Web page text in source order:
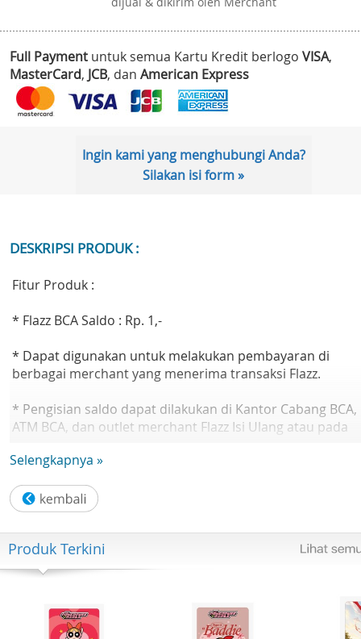
Full Payment untuk semua Kartu Kredit berlogo VISA,
MasterCard, JCB, dan American Express
Ingin kami yang menghubungi Anda?
Silakan isi form »
DESKRIPSI PRODUK :
Fitur Produk :
* Flazz BCA Saldo : Rp. 1,-
* Dapat digunakan untuk melakukan pembayaran di
berbagai merchant yang menerima transaksi Flazz.
* Pengisian saldo dapat dilakukan di Kantor Cabang BCA,
ATM BCA, dan outlet merchant Flazz Isi Ulang atau pada
memiliki fitur Near-Field Communication (NFC)
* Cek saldo Kartu Flazz dapat dilakukan melalui melalui
BCA, ATM BCA, atau pada aplikasi BCA mobile, dengan HP
platform Android & ios yang memiliki fitur Near-Field
Communication (NFC)
Deskripsi Produk :
Selengkapnya »
Produk Terkini